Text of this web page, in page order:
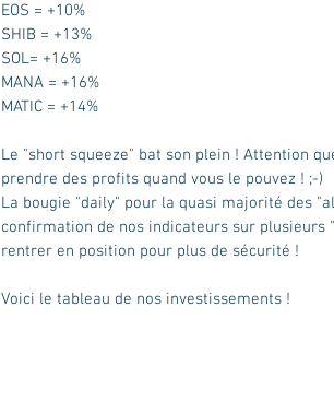
EOS = +10%
SHIB = +13%
SOL= +16%
MANA = +16%
MATIC = +14%
Le "short squeeze" bat son plein ! Attention
prendre des profits quand vous le pouvez ! ;-)
La bougie "daily" pour la quasi majorité des
confirmation de nos indicateurs sur
rentrer en position pour plus de sécurité !
Voici le tableau de nos investissements !